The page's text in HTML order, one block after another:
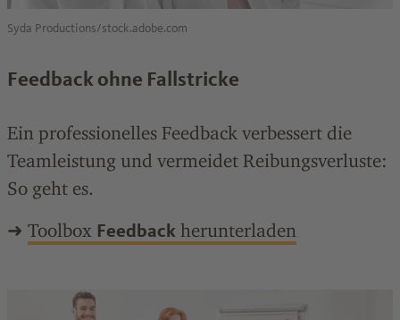
Syda Productions/stock.adobe.com
Feedback ohne Fallstricke
Ein professionelles Feedback verbessert die
Teamleistung und vermeidet Reibungsverluste:
So geht es.
➜ Toolbox Feedback herunterladen